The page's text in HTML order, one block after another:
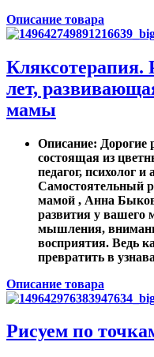
Описание товара
Кляксотерапия.
лет,
мамы
Описание: Дорогие
состоящая из
педагог, психолог и
Самостоятельный
мамой , Анна
развития у вашего
мышления,
восприятия. Ведь
превратить в
Описание товара
Рисуем по